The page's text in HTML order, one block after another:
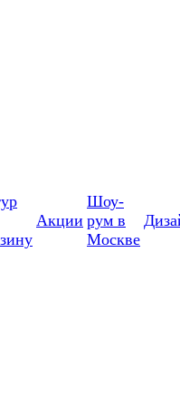
Акции
Шоу-
рум в
Москве